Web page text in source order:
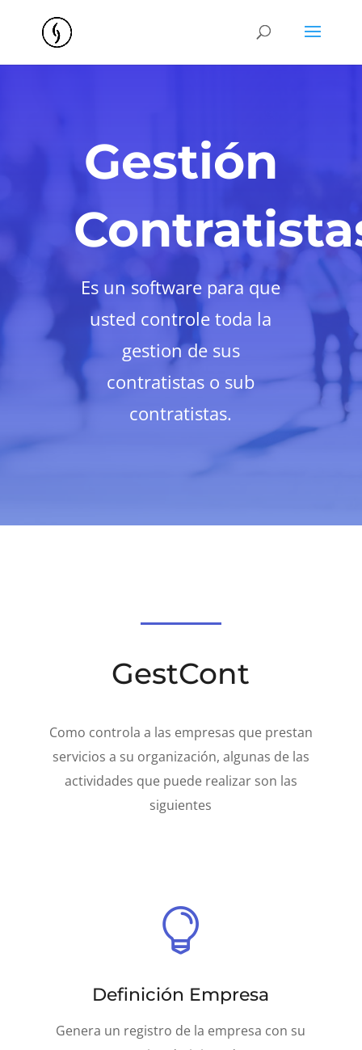
Gestión
Es un software para que
usted controle toda la
gestion de sus
contratistas o sub
contratistas.
GestCont
Como controla a las empresas que prestan
servicios a su organización, algunas de las
actividades que puede realizar son las
siguientes

Definición Empresa
Genera un registro de la empresa con su